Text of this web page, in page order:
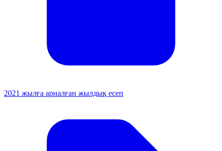
2021 жылға арналған жылдық есеп